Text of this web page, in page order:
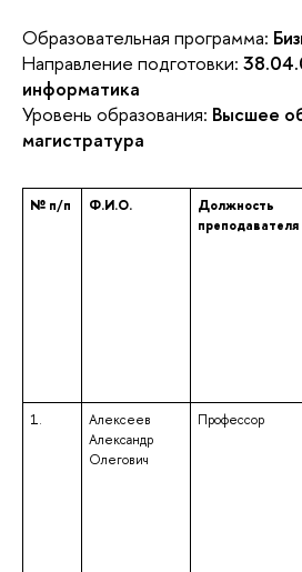
Образовательная программа:
Направление подготовки:
информатика
Уровень образования: Высшее
магистратура
№ п/п Ф.И.О.
Должность
преподавателя
1.
Алексеев
Александр
Олегович
Профессор